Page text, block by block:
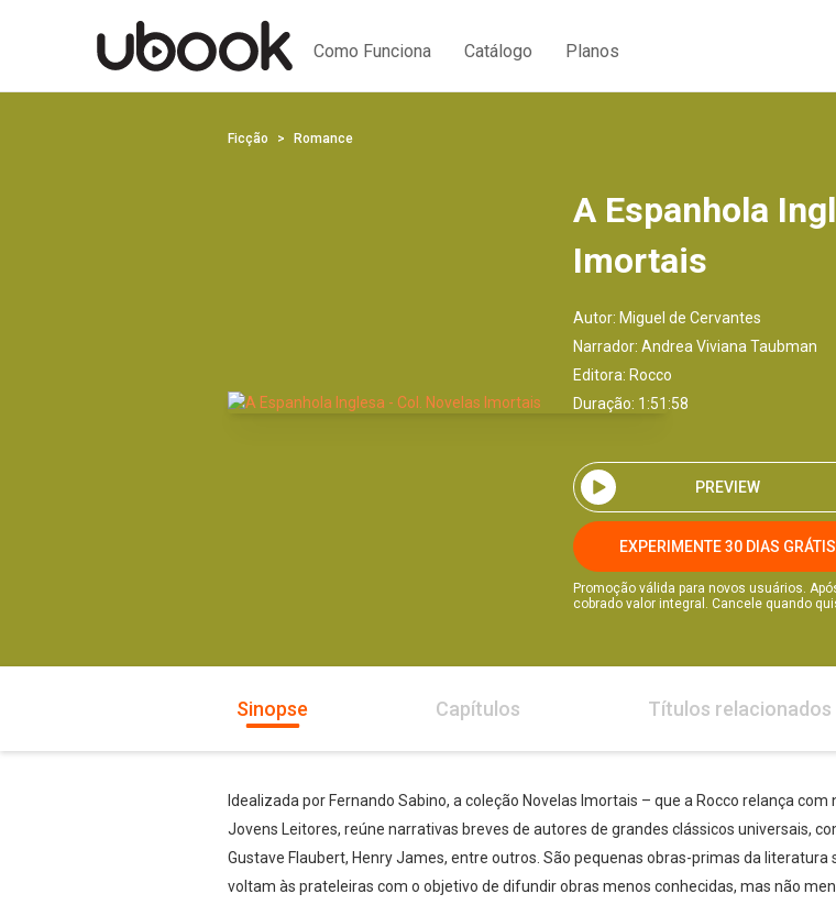
Como Funciona Catálogo Planos
Ficção Romance
A Espanhola
Imortais
Autor: Miguel de Cervantes
Narrador: Andrea Viviana Taubman
Editora: Rocco
Duração: 1:51:58
PREVIEW
EXPERIMENTE 30 DIAS GRÁTIS
Promoção válida para novos usuários.
cobrado valor integral. Cancele quando
Sinopse Capítulos Títulos relacionados
Idealizada por Fernando Sabino, a coleção Novelas Imortais – que a Rocco relança
Jovens Leitores, reúne narrativas breves de autores de grandes clássicos universais,
Gustave Flaubert, Henry James, entre outros. São pequenas obras-primas da
voltam às prateleiras com o objetivo de difundir obras menos conhecidas, mas não